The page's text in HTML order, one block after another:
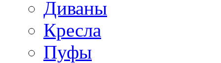
Диваны
Кресла
Пуфы